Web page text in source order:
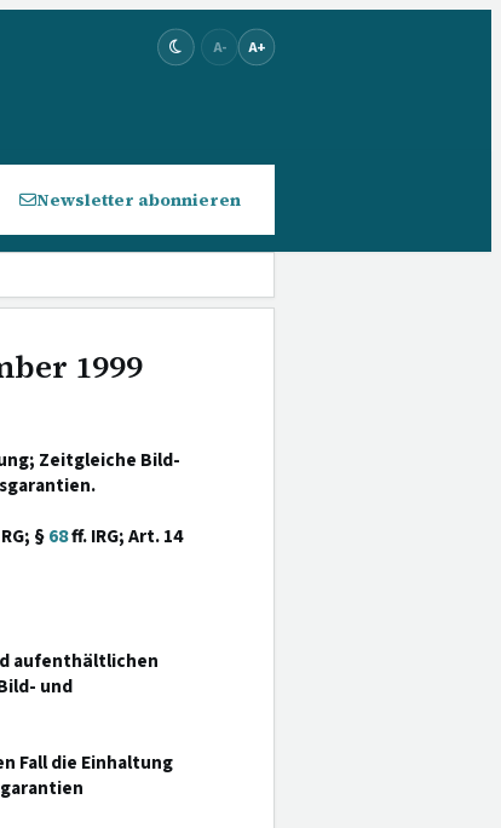
A- A+
Newsletter abonnieren
1999
Zeitgleiche Bild-
§68ff. IRG; Art. 14
aufenthältlichen
und
Fall die Einhaltung